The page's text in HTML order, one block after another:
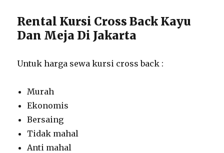
Rental Kursi Cross Back Kayu
Dan Meja Di Jakarta
Untuk harga sewa kursi cross back :
Murah
Ekonomis
Bersaing
Tidak mahal
Anti mahal